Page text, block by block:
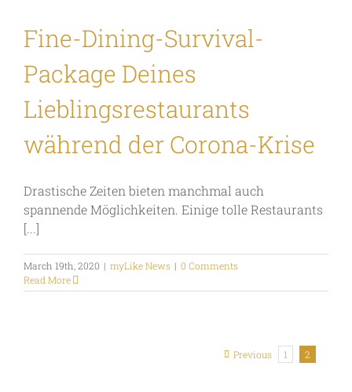
Fine-Dining-Survival-
Package Deines
Lieblingsrestaurants
während der Corona-Krise
Drastische Zeiten bieten manchmal auch
spannende Möglichkeiten. Einige tolle Restaurants
[...]
March 19th, 2020 | myLike News | 0 Comments
Read More
Previous 1 2